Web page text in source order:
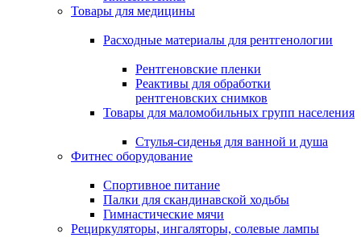
Товары для медицины
Расходные материалы для рентгенологии
Рентгеновские пленки
Реактивы для обработки
рентгеновских снимков
Товары для маломобильных групп населения
Стулья-сиденья для ванной и душа
Фитнес оборудование
Спортивное питание
Палки для скандинавской ходьбы
Гимнастические мячи
Рециркуляторы, ингаляторы, солевые лампы